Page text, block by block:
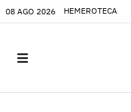
08 AGO 2026 HEMEROTECA